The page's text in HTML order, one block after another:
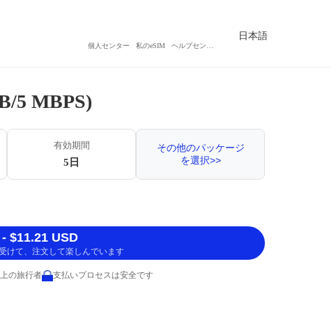
個人センター 私のeSIM
日本語
5 MBPS)
有効期間
5日
その他のパッケージ
を選択>>
$11.21 USD
けて、注文して楽しんでいます
の旅行者 支払いプロセスは安全です